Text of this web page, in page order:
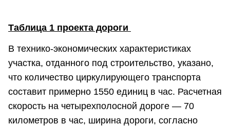
Таблица 1 проекта дороги
В технико-экономических характеристиках
участка, отданного под строительство, указано,
что количество циркулирующего транспорта
составит примерно 1550 единиц в час. Расчетная
скорость на четырехполосной дороге — 70
километров в час, ширина дороги, согласно